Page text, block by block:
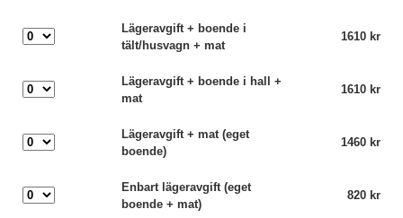
Lägeravgift + boende i
tält/husvagn + mat
1610 kr
Lägeravgift + boende i hall +
mat
1610 kr
Lägeravgift + mat (eget
boende)
1460 kr
Enbart lägeravgift (eget
boende + mat)
820 kr